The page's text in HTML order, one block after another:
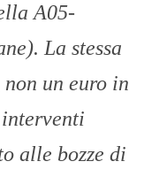
A05-
La stessa
un euro in
interventi
alle bozze di